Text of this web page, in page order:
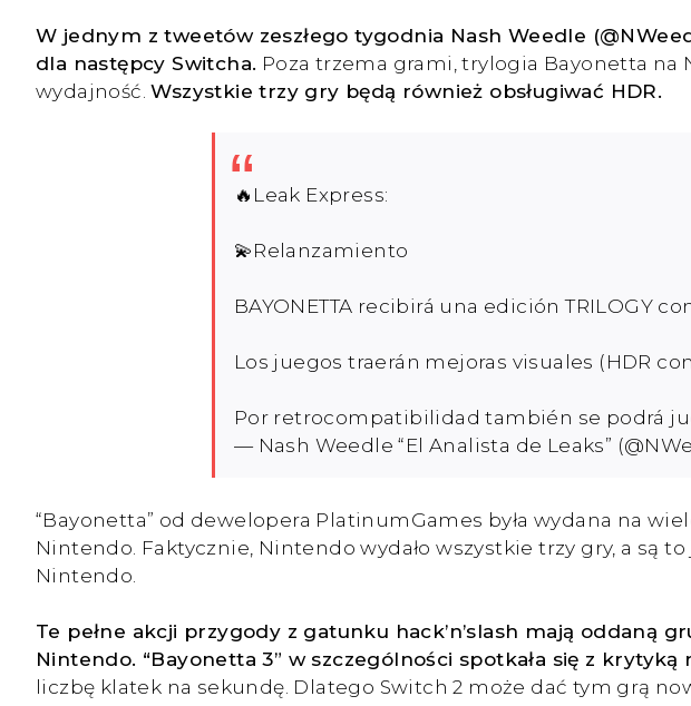
W jednym z tweetów zeszłego tygodnia Nash Weedle
dla następcy Switcha. Poza trzema grami, trylogia Bayonetta
wydajność.Wszystkie trzy gry będą również obsługiwać HDR.
🔥Leak Express:
💫Relanzamiento
BAYONETTA recibirá una edición TRILOGY
Los juegos traerán mejoras visuales (HDR
Por retrocompatibilidad también se podrá
— Nash Weedle “El Analista de Leaks”
“Bayonetta” od dewelopera PlatinumGames była wydana na
Nintendo. Faktycznie, Nintendo wydało wszystkie trzy gry, a są
Nintendo.
Te pełne akcji przygody z gatunku hack’n’slash mają oddaną
Nintendo. “Bayonetta 3” w szczególności spotkała się z
liczbę klatek na sekundę. Dlatego Switch 2 może dać tym grą